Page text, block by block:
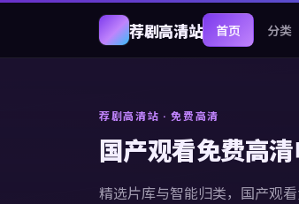
荐剧高清站 首页 分类
荐剧高清站 · 免费高清
国产观看免费高
精选片库与智能归类， 国产观